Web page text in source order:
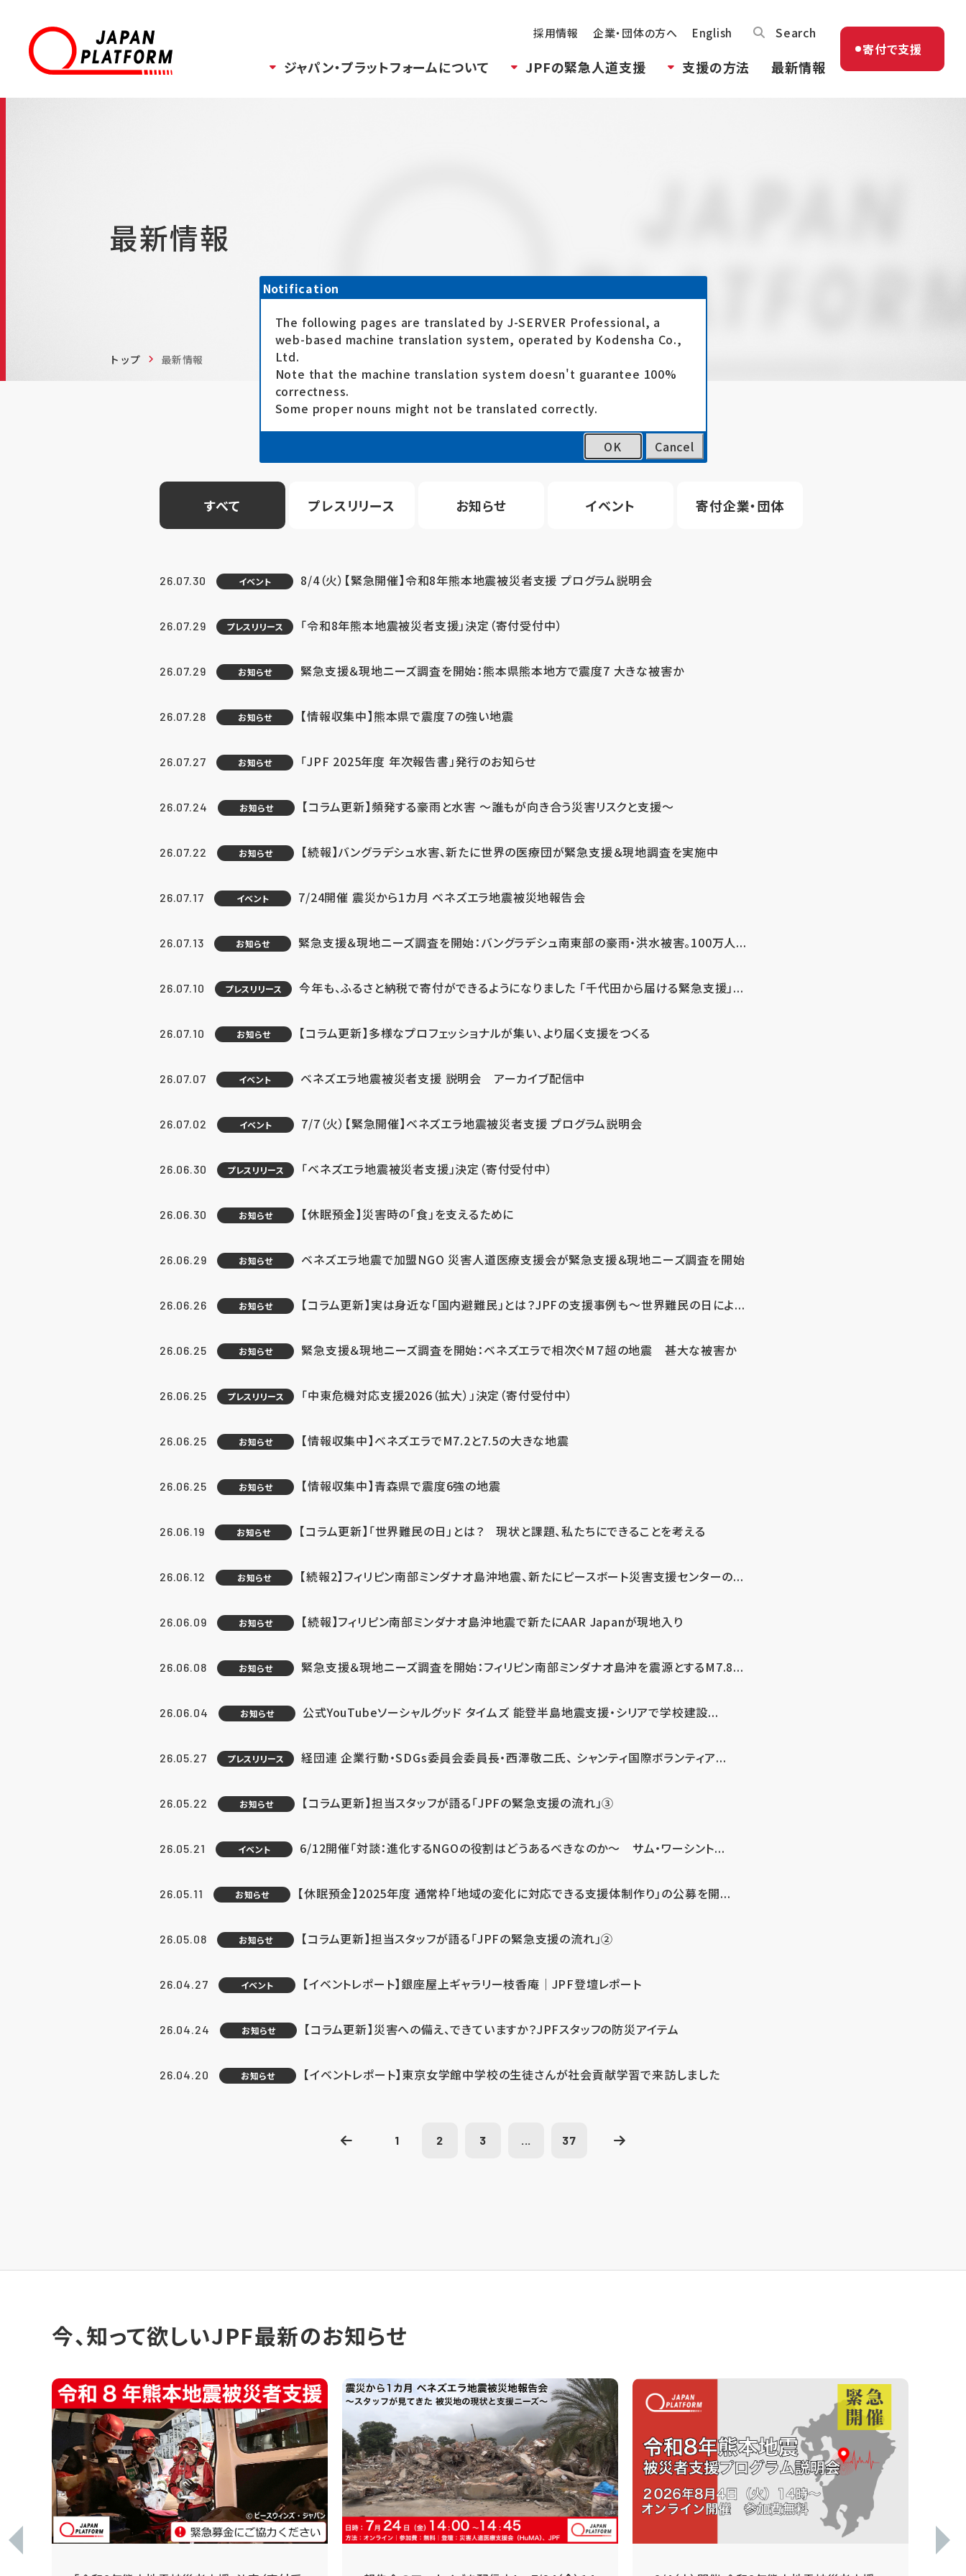
採用情報 企業・団体の方へ English Search
ジャパン・プラットフォームについて JPFの緊急人道支援 支援の方法 最新情報
寄付で支援
最新情報
トップ 最新情報
すべて プレスリリース お知らせ イベント 寄付企業・団体
26.07.30 イベント 8/4（火）【緊急開催】令和8年熊本地震被災者支援 プログラム説明会
26.07.29 プレスリリース 「令和8年熊本地震被災者支援」決定（寄付受付中）
26.07.29 お知らせ 緊急支援＆現地ニーズ調査を開始：熊本県熊本地方で震度7 大きな被害か
26.07.28 お知らせ 【情報収集中】熊本県で震度７の強い地震
26.07.27 お知らせ 「JPF 2025年度 年次報告書」発行のお知らせ
26.07.24 お知らせ 【コラム更新】頻発する豪雨と水害 ～誰もが向き合う災害リスクと支援～
26.07.22 お知らせ 【続報】バングラデシュ水害、新たに世界の医療団が緊急支援＆現地調査を実施中
26.07.17 イベント 7/24開催 震災から1カ月 ベネズエラ地震被災地報告会
26.07.13 お知らせ 緊急支援＆現地ニーズ調査を開始：バングラデシュ南東部の豪雨・洪水被害。100万人...
26.07.10 プレスリリース 今年も、ふるさと納税で寄付ができるようになりました 「千代田から届ける緊急支援」...
26.07.10 お知らせ 【コラム更新】多様なプロフェッショナルが集い、より届く支援をつくる
26.07.07 イベント ベネズエラ地震被災者支援 説明会 アーカイブ配信中
26.07.02 イベント 7/7（火）【緊急開催】ベネズエラ地震被災者支援 プログラム説明会
26.06.30 プレスリリース 「ベネズエラ地震被災者支援」決定（寄付受付中）
26.06.30 お知らせ 【休眠預金】災害時の「食」を支えるために
26.06.29 お知らせ ベネズエラ地震で加盟NGO 災害人道医療支援会が緊急支援＆現地ニーズ調査を開始
26.06.26 お知らせ 【コラム更新】実は身近な「国内避難民」とは？JPFの支援事例も～世界難民の日によ...
26.06.25 お知らせ 緊急支援＆現地ニーズ調査を開始：ベネズエラで相次ぐM７超の地震 甚大な被害か
26.06.25 プレスリリース 「中東危機対応支援2026（拡大）」決定（寄付受付中）
26.06.25 お知らせ 【情報収集中】ベネズエラでM7.2と7.5の大きな地震
26.06.25 お知らせ 【情報収集中】青森県で震度6強の地震
26.06.19 お知らせ 【コラム更新】「世界難民の日」とは？ 現状と課題、私たちにできることを考える
26.06.12 お知らせ 【続報2】フィリピン南部ミンダナオ島沖地震、新たにピースボート災害支援センターの...
26.06.09 お知らせ 【続報】フィリピン南部ミンダナオ島沖地震で新たにAAR Japanが現地入り
26.06.08 お知らせ 緊急支援＆現地ニーズ調査を開始：フィリピン南部ミンダナオ島沖を震源とするM7.8...
26.06.04 お知らせ 公式YouTubeソーシャルグッド タイムズ 能登半島地震支援・シリアで学校建設...
26.05.27 プレスリリース 経団連 企業行動・SDGs委員会委員長・西澤敬二氏、 シャンティ国際ボランティア...
26.05.22 お知らせ 【コラム更新】担当スタッフが語る「JPFの緊急支援の流れ」③
26.05.21 イベント 6/12開催「対談：進化するNGOの役割はどうあるべきなのか～ サム・ワーシント...
26.05.11 お知らせ 【休眠預金】2025年度 通常枠「地域の変化に対応できる支援体制作り」の公募を開...
26.05.08 お知らせ 【コラム更新】担当スタッフが語る「JPFの緊急支援の流れ」②
26.04.27 イベント 【イベントレポート】銀座屋上ギャラリー枝香庵｜JPF登壇レポート
26.04.24 お知らせ 【コラム更新】災害への備え、できていますか？JPFスタッフの防災アイテム
26.04.20 お知らせ 【イベントレポート】東京女学館中学校の生徒さんが社会貢献学習で来訪しました
1 2 3 ... 37
今、知って欲しいJPF最新のお知らせ
Notification
The following pages are translated by J-SERVER Professional, a
web-based machine translation system, operated by Kodensha Co.,
Ltd.
Note that the machine translation system doesn't guarantee 100%
correctness.
Some proper nouns might not be translated correctly.
OK Cancel